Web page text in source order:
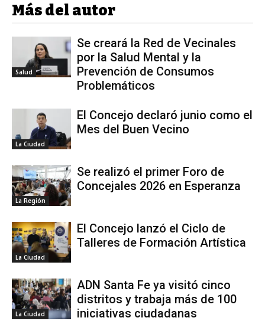
Más del autor
Salud
Se creará la Red de Vecinales
por la Salud Mental y la
Prevención de Consumos
Problemáticos
La Ciudad
El Concejo declaró junio como el
Mes del Buen Vecino
La Región
Se realizó el primer Foro de
Concejales 2026 en Esperanza
La Ciudad
El Concejo lanzó el Ciclo de
Talleres de Formación Artística
La Ciudad
ADN Santa Fe ya visitó cinco
distritos y trabaja más de 100
iniciativas ciudadanas